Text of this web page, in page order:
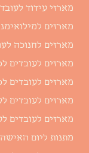
מארזי עידוד
מארזים
מארזים לחנוכה
מארזים לעובדים
מארזים לעובדים
מארזים לעובדים
מארזים לעובדים
מתנות ליום